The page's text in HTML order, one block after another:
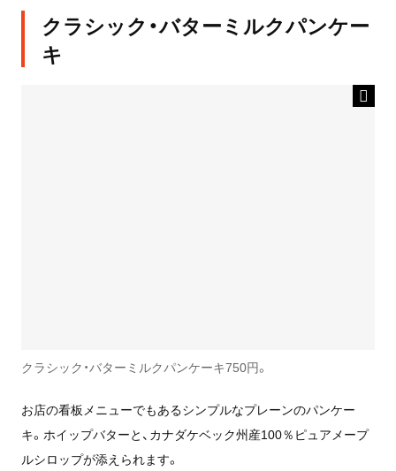
クラシック・バターミルクパンケー
キ
クラシック・バターミルクパンケーキ750円。
お店の看板メニューでもあるシンプルなプレーンのパンケー
キ。ホイップバターと、カナダケベック州産100％ピュアメープ
ルシロップが添えられます。